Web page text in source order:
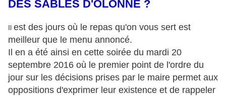
DES SABLES D'OLONNE ?
Il est des jours où le repas qu'on vous sert est
meilleur que le menu annoncé.
Il en a été ainsi en cette soirée du mardi 20
septembre 2016 où le premier point de l'ordre du
jour sur les décisions prises par le maire permet aux
oppositions d'exprimer leur existence et de rappeler